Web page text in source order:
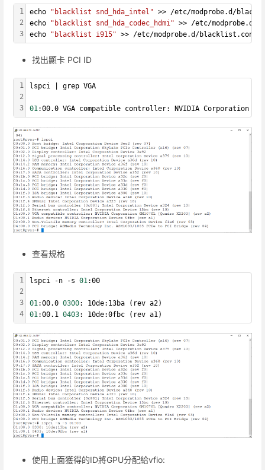
1
2
3
echo "blacklist snd_hda_intel" >> /etc/modprobe.d/
echo
"blacklist snd_hda_codec_hdmi" >> /etc/modprobe.d/
echo
"blacklist i915" >> /etc/modprobe.d/blacklist.conf
找出顯卡 PCI ID
1
2
3
lspci | grep VGA
01:00.0 VGA compatible controller: NVIDIA Corporation
查看規格
1
2
3
4
lspci -n -s 01 :00
01 :00.0 0300: 10de:13ba (rev a2)
01 :00.1 0403: 10de:0fbc (rev a1)
使用上面獲得的ID將GPU分配給vfio: